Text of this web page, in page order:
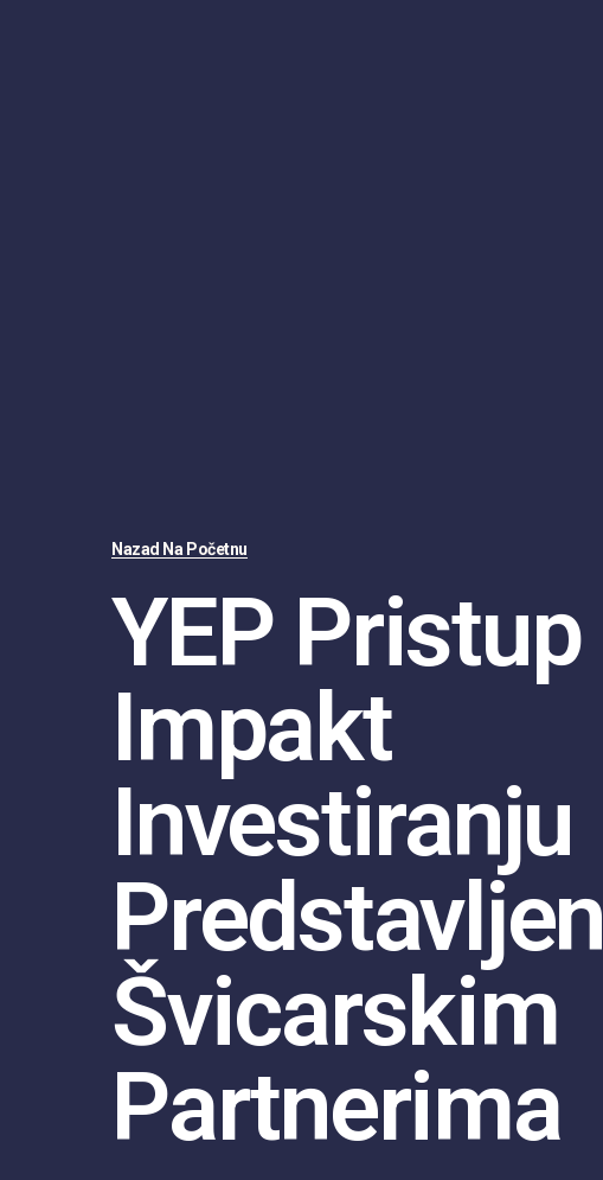
Nazad Na Početnu
YEP Pristup
Impakt
Investiranju
Predstavljen
Švicarskim
Partnerima